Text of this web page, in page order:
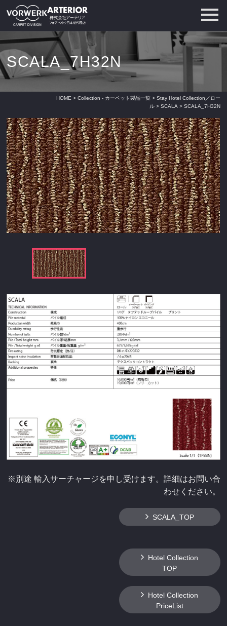
SCALA_7H32N
HOME > Collection - カーペット製品一覧> Stay Hotel Collection／ロー
ル> SCALA > SCALA_7H32N
※別途 輸入サーチャージを申し受けます。詳細はお問い合
わせください。
SCALA_TOP
Hotel Collection
TOP
Hotel Collection
PriceList